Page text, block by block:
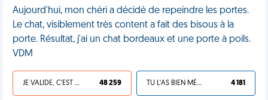
Aujourd'hui, mon chéri a décidé de repeindre les portes.
Le chat, visiblement très content a fait des bisous à la
porte. Résultat, j'ai un chat bordeaux et une porte à poils.
VDM
JE VALIDE, C'EST UNE VDM 48 259 TU L'AS BIEN MÉRITÉ 4 181